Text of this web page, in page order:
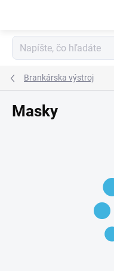
Brankárska výstroj
Masky